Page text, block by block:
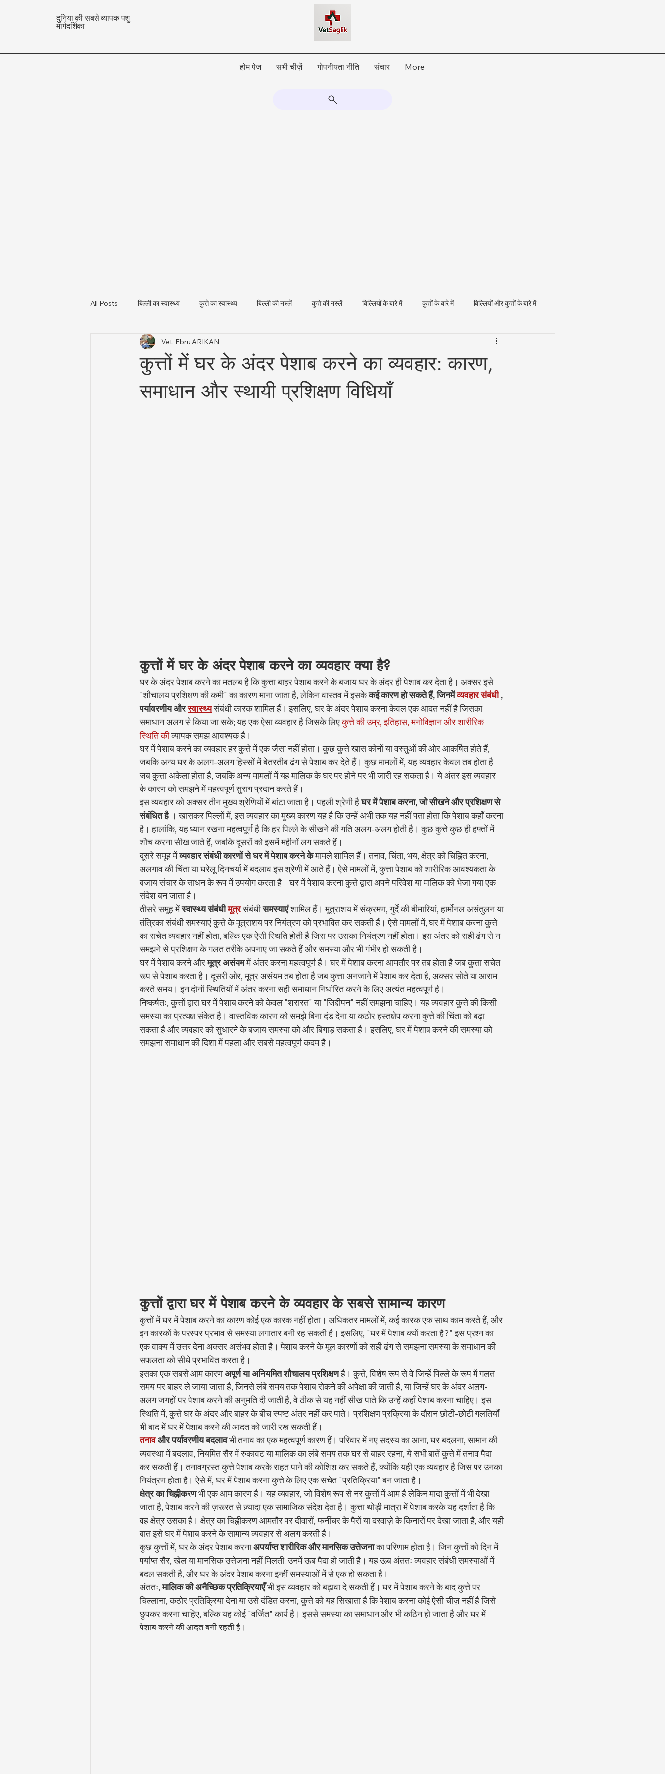
दुनिया की सबसे व्यापक पशु
मार्गदर्शिका
होम पेज सभी चीज़ें गोपनीयता नीति संचार More
All Posts बिल्ली का स्वास्थ्य कुत्ते का स्वास्थ्य बिल्ली की नस्लें कुत्ते की नस्लें बिल्लियों के बारे में कुत्तों के बारे में बिल्लियों और कुत्तों के बारे में
पशु स्वास्थ्य और नियामकीय अपडेट पशुधन स्वास्थ्य
कुत्तों में घर के अंदर पेशाब करने का व्यवहार: कारण,
समाधान और स्थायी प्रशिक्षण विधियाँ
Vet. Ebru ARIKAN
कुत्तों में घर के अंदर पेशाब करने का व्यवहार क्या है?
घर के अंदर पेशाब करने का मतलब है कि कुत्ता बाहर पेशाब करने के बजाय घर के अंदर ही पेशाब कर देता है। अक्सर इसे
"शौचालय प्रशिक्षण की कमी" का कारण माना जाता है, लेकिन वास्तव में इसके कई कारण हो सकते हैं, जिनमेंव्यवहार संबंधी ,
पर्यावरणीय औरस्वास्थ्य संबंधी कारक शामिल हैं। इसलिए, घर के अंदर पेशाब करना केवल एक आदत नहीं है जिसका
समाधान अलग से किया जा सके; यह एक ऐसा व्यवहार है जिसके लिए कुत्ते की उम्र, इतिहास, मनोविज्ञान और शारीरिक
स्थिति की व्यापक समझ आवश्यक है।
घर में पेशाब करने का व्यवहार हर कुत्ते में एक जैसा नहीं होता। कुछ कुत्ते खास कोनों या वस्तुओं की ओर आकर्षित होते हैं,
जबकि अन्य घर के अलग-अलग हिस्सों में बेतरतीब ढंग से पेशाब कर देते हैं। कुछ मामलों में, यह व्यवहार केवल तब होता है
जब कुत्ता अकेला होता है, जबकि अन्य मामलों में यह मालिक के घर पर होने पर भी जारी रह सकता है। ये अंतर इस व्यवहार
के कारण को समझने में महत्वपूर्ण सुराग प्रदान करते हैं।
इस व्यवहार को अक्सर तीन मुख्य श्रेणियों में बांटा जाता है। पहली श्रेणी है घर में पेशाब करना, जो सीखने और प्रशिक्षण से
संबंधित है । खासकर पिल्लों में, इस व्यवहार का मुख्य कारण यह है कि उन्हें अभी तक यह नहीं पता होता कि पेशाब कहाँ करना
है। हालांकि, यह ध्यान रखना महत्वपूर्ण है कि हर पिल्ले के सीखने की गति अलग-अलग होती है। कुछ कुत्ते कुछ ही हफ्तों में
शौच करना सीख जाते हैं, जबकि दूसरों को इसमें महीनों लग सकते हैं।
दूसरे समूह में व्यवहार संबंधी कारणों से घर में पेशाब करने के मामले शामिल हैं। तनाव, चिंता, भय, क्षेत्र को चिह्नित करना,
अलगाव की चिंता या घरेलू दिनचर्या में बदलाव इस श्रेणी में आते हैं। ऐसे मामलों में, कुत्ता पेशाब को शारीरिक आवश्यकता के
बजाय संचार के साधन के रूप में उपयोग करता है। घर में पेशाब करना कुत्ते द्वारा अपने परिवेश या मालिक को भेजा गया एक
संदेश बन जाता है।
तीसरे समूह में स्वास्थ्य संबंधीमूत्र संबंधी समस्याएं शामिल हैं। मूत्राशय में संक्रमण, गुर्दे की बीमारियां, हार्मोनल असंतुलन या
तंत्रिका संबंधी समस्याएं कुत्ते के मूत्राशय पर नियंत्रण को प्रभावित कर सकती हैं। ऐसे मामलों में, घर में पेशाब करना कुत्ते
का सचेत व्यवहार नहीं होता, बल्कि एक ऐसी स्थिति होती है जिस पर उसका नियंत्रण नहीं होता। इस अंतर को सही ढंग से न
समझने से प्रशिक्षण के गलत तरीके अपनाए जा सकते हैं और समस्या और भी गंभीर हो सकती है।
घर में पेशाब करने और मूत्र असंयम में अंतर करना महत्वपूर्ण है। घर में पेशाब करना आमतौर पर तब होता है जब कुत्ता सचेत
रूप से पेशाब करता है। दूसरी ओर, मूत्र असंयम तब होता है जब कुत्ता अनजाने में पेशाब कर देता है, अक्सर सोते या आराम
करते समय। इन दोनों स्थितियों में अंतर करना सही समाधान निर्धारित करने के लिए अत्यंत महत्वपूर्ण है।
निष्कर्षतः, कुत्तों द्वारा घर में पेशाब करने को केवल "शरारत" या "जिद्दीपन" नहीं समझना चाहिए। यह व्यवहार कुत्ते की किसी
समस्या का प्रत्यक्ष संकेत है। वास्तविक कारण को समझे बिना दंड देना या कठोर हस्तक्षेप करना कुत्ते की चिंता को बढ़ा
सकता है और व्यवहार को सुधारने के बजाय समस्या को और बिगाड़ सकता है। इसलिए, घर में पेशाब करने की समस्या को
समझना समाधान की दिशा में पहला और सबसे महत्वपूर्ण कदम है।
कुत्तों द्वारा घर में पेशाब करने के व्यवहार के सबसे सामान्य कारण
कुत्तों में घर में पेशाब करने का कारण कोई एक कारक नहीं होता। अधिकतर मामलों में, कई कारक एक साथ काम करते हैं, और
इन कारकों के परस्पर प्रभाव से समस्या लगातार बनी रह सकती है। इसलिए, "घर में पेशाब क्यों करता है?" इस प्रश्न का
एक वाक्य में उत्तर देना अक्सर असंभव होता है। पेशाब करने के मूल कारणों को सही ढंग से समझना समस्या के समाधान की
सफलता को सीधे प्रभावित करता है।
इसका एक सबसे आम कारण अपूर्ण या अनियमित शौचालय प्रशिक्षण है। कुत्ते, विशेष रूप से वे जिन्हें पिल्ले के रूप में गलत
समय पर बाहर ले जाया जाता है, जिनसे लंबे समय तक पेशाब रोकने की अपेक्षा की जाती है, या जिन्हें घर के अंदर अलग-
अलग जगहों पर पेशाब करने की अनुमति दी जाती है, वे ठीक से यह नहीं सीख पाते कि उन्हें कहाँ पेशाब करना चाहिए। इस
स्थिति में, कुत्ते घर के अंदर और बाहर के बीच स्पष्ट अंतर नहीं कर पाते। प्रशिक्षण प्रक्रिया के दौरान छोटी-छोटी गलतियाँ
भी बाद में घर में पेशाब करने की आदत को जारी रख सकती हैं।
तनावऔर पर्यावरणीय बदलाव भी तनाव का एक महत्वपूर्ण कारण हैं। परिवार में नए सदस्य का आना, घर बदलना, सामान की
व्यवस्था में बदलाव, नियमित सैर में रुकावट या मालिक का लंबे समय तक घर से बाहर रहना, ये सभी बातें कुत्ते में तनाव पैदा
कर सकती हैं। तनावग्रस्त कुत्ते पेशाब करके राहत पाने की कोशिश कर सकते हैं, क्योंकि यही एक व्यवहार है जिस पर उनका
नियंत्रण होता है। ऐसे में, घर में पेशाब करना कुत्ते के लिए एक सचेत "प्रतिक्रिया" बन जाता है।
क्षेत्र का चिह्नीकरण भी एक आम कारण है। यह व्यवहार, जो विशेष रूप से नर कुत्तों में आम है लेकिन मादा कुत्तों में भी देखा
जाता है, पेशाब करने की ज़रूरत से ज़्यादा एक सामाजिक संदेश देता है। कुत्ता थोड़ी मात्रा में पेशाब करके यह दर्शाता है कि
वह क्षेत्र उसका है। क्षेत्र का चिह्नीकरण आमतौर पर दीवारों, फर्नीचर के पैरों या दरवाज़े के किनारों पर देखा जाता है, और यही
बात इसे घर में पेशाब करने के सामान्य व्यवहार से अलग करती है।
कुछ कुत्तों में, घर के अंदर पेशाब करना अपर्याप्त शारीरिक और मानसिक उत्तेजना का परिणाम होता है। जिन कुत्तों को दिन में
पर्याप्त सैर, खेल या मानसिक उत्तेजना नहीं मिलती, उनमें ऊब पैदा हो जाती है। यह ऊब अंततः व्यवहार संबंधी समस्याओं में
बदल सकती है, और घर के अंदर पेशाब करना इन्हीं समस्याओं में से एक हो सकता है।
अंततः, मालिक की अनैच्छिक प्रतिक्रियाएँ भी इस व्यवहार को बढ़ावा दे सकती हैं। घर में पेशाब करने के बाद कुत्ते पर
चिल्लाना, कठोर प्रतिक्रिया देना या उसे दंडित करना, कुत्ते को यह सिखाता है कि पेशाब करना कोई ऐसी चीज़ नहीं है जिसे
छुपकर करना चाहिए, बल्कि यह कोई "वर्जित" कार्य है। इससे समस्या का समाधान और भी कठिन हो जाता है और घर में
पेशाब करने की आदत बनी रहती है।